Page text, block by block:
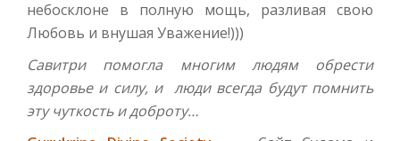
небосклоне в полную мощь, разливая свою
Любовь и внушая Уважение!)))
Савитри помогла многим людям обрести
здоровье и силу, и люди всегда будут помнить
эту чуткость и доброту…